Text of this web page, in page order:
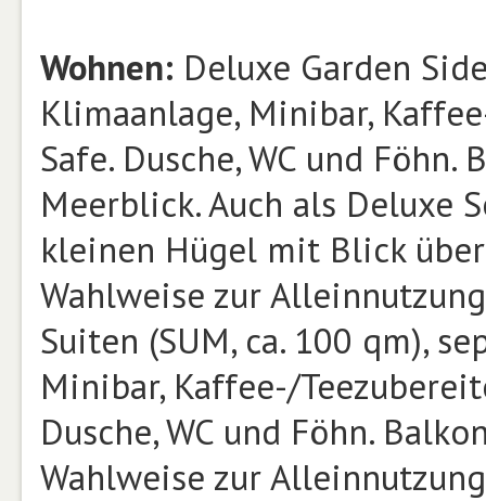
Wohnen: Deluxe Garden
Klimaanlage, Minibar,
Safe. Dusche, WC und
Meerblick. Auch als Deluxe
kleinen Hügel mit Blick über
Wahlweise zur Alleinnutzung
Suiten (SUM, ca. 100 qm),
Minibar, Kaffee-/
Dusche, WC und Föhn.
Wahlweise zur